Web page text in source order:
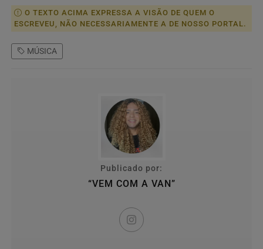
O TEXTO ACIMA EXPRESSA A VISÃO DE QUEM O
ESCREVEU, NÃO NECESSARIAMENTE A DE NOSSO PORTAL.
MÚSICA
Publicado por:
“VEM COM A VAN”